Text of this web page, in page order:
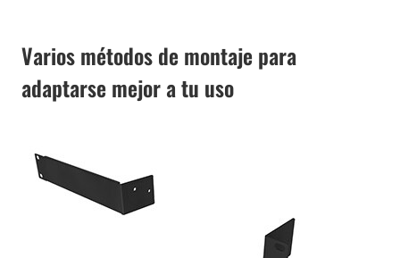
Varios métodos de montaje para
adaptarse mejor a tu uso